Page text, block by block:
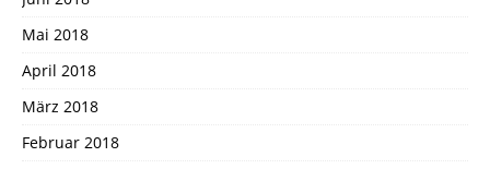
Mai 2018
April 2018
März 2018
Februar 2018